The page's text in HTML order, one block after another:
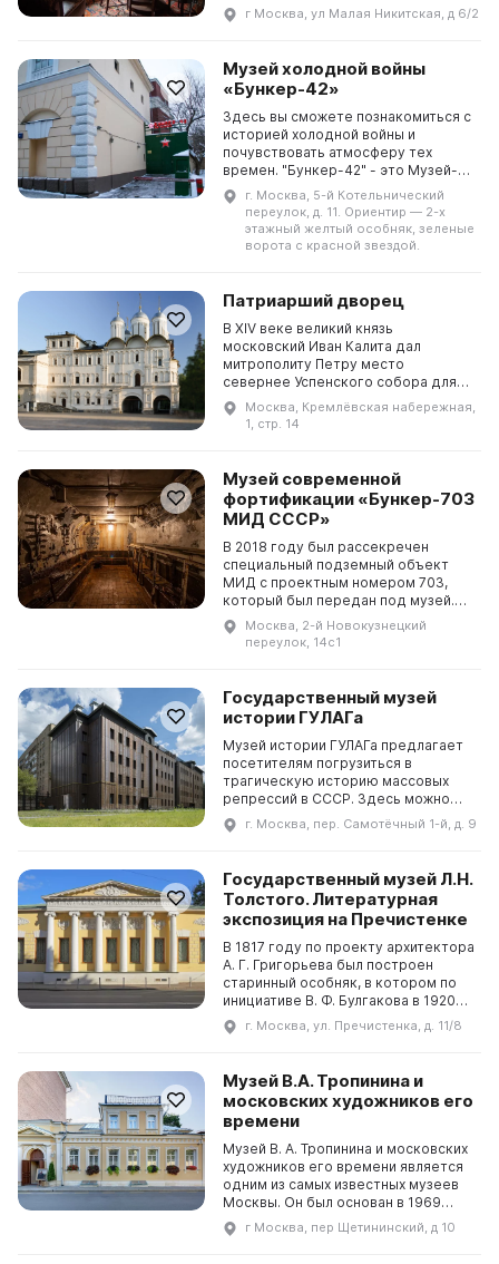
красивейших особняков, который
был построен знаменитым
Писатель провёл в нём последние
годы своей жизни, работая над
романом-эпопеей «Жизнь Клима
Самгина». В ...
г Москва, ул Малая Никитская, д 6/2
Музей холодной войны
«Бункер-42»
Здесь вы сможете познакомиться с
историей холодной войны и
почувствовать атмосферу тех
времен. "Бункер-42" - это Музей-
исторический комплекс,
расположенный в центре Москвы,
близко к метро "Таганская". Он
находится на глубине 65 метров и
г. Москва, 5-й Котельнический
переулок, д. 11. Ориентир — 2-х
этажный желтый особняк, зеленые
ворота с красной звездой.
Патриарший дворец
В XIV веке великий князь
московский Иван Калита дал
митрополиту Петру место
севернее Успенского собора для
постройки двора. В 1450 году
митрополит Иона построил на этом
месте каменную церковь
палату. В 1473 году двор выгорел,
поэтому митрополиту Геронтию
пришлось его в...
Москва, Кремлёвская набережная,
1, стр. 14
Музей современной
фортификации «Бункер-703
МИД СССР»
В 2018 году был рассекречен
специальный подземный объект
МИД с проектным номером 703,
который был передан под музей.
Расположенный в центре города на
глубине более сорока метров,
бункер хранит в себе уникальные
1940–1980-х годов. В настоящее
время здесь создается интера...
Москва, 2-й Новокузнецкий
переулок, 14с1
Государственный музей
истории ГУЛАГа
Музей истории ГУЛАГа предлагает
посетителям погрузиться в
трагическую историю массовых
репрессий в СССР. Здесь можно
познакомиться с материалами
государственных и семейных
участников событий и посмотреть
предметы, найденные на местах
расположения лагерей. На
постоянно...
г. Москва, пер. Самотёчный 1-й, д. 9
Государственный музей Л.Н.
Толстого. Литературная
экспозиция на Пречистенке
В 1817 году по проекту архитектора
А. Г. Григорьева был построен
старинный особняк, в котором по
инициативе В. Ф. Булгакова в 1920
году был организован
Литературный музей Л. Н. Толстого.
блестящий пример зрелого
московского ампира с белыми
колоннами и барельефами. За
более ...
г. Москва, ул. Пречистенка, д. 11/8
Музей В.А. Тропинина и
московских художников его
времени
Музей В. А. Тропинина и московских
художников его времени является
одним из самых известных музеев
Москвы. Он был основан в 1969
году известным московским
коллекционером Ф. Е. Вишневским,
г Москва, пер Щетининский, д 10